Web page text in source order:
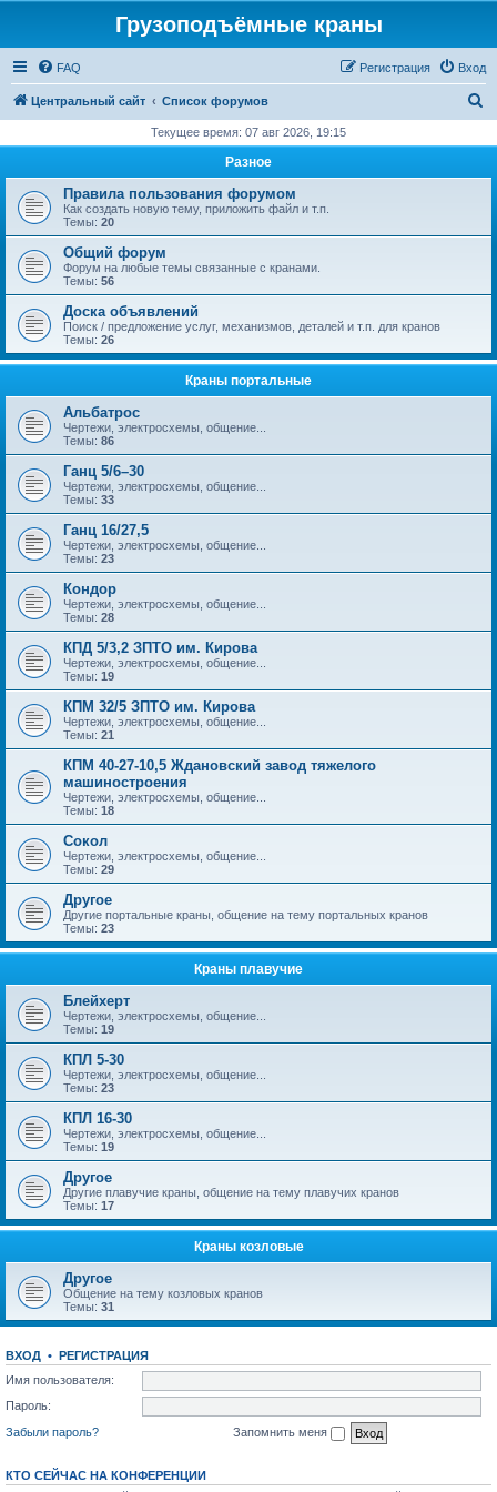
Грузоподъёмные краны
FAQ Вход
Регистрация
Центральный сайт Список форумов
с
Текущее время: 07 авг 2026, 19:15
Разное
Правила пользования форумом
Как создать новую тему, приложить файл и т.п.
Темы: 20
Общий форум
Форум на любые темы связанные с кранами.
Темы: 56
Доска объявлений
Поиск / предложение услуг, механизмов, деталей и т.п. для кранов
Темы: 26
Краны портальные
Альбатрос
Чертежи, электросхемы, общение...
Темы: 86
Ганц 5/6–30
Чертежи, электросхемы, общение...
Темы: 33
Ганц 16/27,5
Чертежи, электросхемы, общение...
Темы: 23
Кондор
Чертежи, электросхемы, общение...
Темы: 28
КПД 5/3,2 ЗПТО им. Кирова
Чертежи, электросхемы, общение...
Темы: 19
КПМ 32/5 ЗПТО им. Кирова
Чертежи, электросхемы, общение...
Темы: 21
КПМ 40-27-10,5 Ждановский завод тяжелого
машиностроения
Чертежи, электросхемы, общение...
Темы: 18
Сокол
Чертежи, электросхемы, общение...
Темы: 29
Другое
Другие портальные краны, общение на тему портальных кранов
Темы: 23
Краны плавучие
Блейхерт
Чертежи, электросхемы, общение...
Темы: 19
КПЛ 5-30
Чертежи, электросхемы, общение...
Темы: 23
КПЛ 16-30
Чертежи, электросхемы, общение...
Темы: 19
Другое
Другие плавучие краны, общение на тему плавучих кранов
Темы: 17
Краны козловые
Другое
Общение на тему козловых кранов
Темы: 31
ВХОД • РЕГИСТРАЦИЯ
Имя пользователя:
Пароль:
Забыли пароль?
Запомнить меня
КТО СЕЙЧАС НА КОНФЕРЕНЦИИ